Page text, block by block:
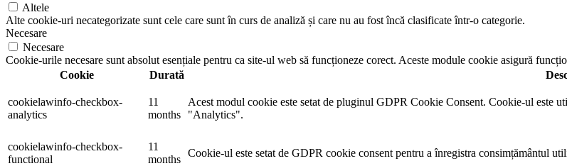
Altele
Alte cookie-uri necategorizate sunt cele care sunt în curs de analiză și care nu au fost încă clasificate într-o categorie.
Necesare
Necesare
Cookie-urile necesare sunt absolut esențiale pentru ca site-ul web să funcționeze corect. Aceste module cookie asigură
Cookie
Durată
cookielawinfo-checkbox-
analytics
11
months
Acest modul cookie este setat de pluginul GDPR Cookie Consent. Cookie-ul este
"Analytics".
cookielawinfo-checkbox-
functional
11
months
Cookie-ul este setat de GDPR cookie consent pentru a înregistra consimțământul